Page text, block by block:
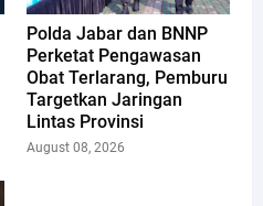
Polda Jabar dan BNNP
Perketat Pengawasan
Obat Terlarang, Pemburu
Targetkan Jaringan
Lintas Provinsi
August 08, 2026